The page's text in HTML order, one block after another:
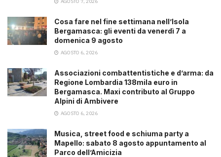
Cosa fare nel fine settimana nell’Isola
Bergamasca: gli eventi da venerdì 7 a
domenica 9 agosto
AGOSTO 6, 2026
Associazioni combattentistiche e d’arma: da
Regione Lombardia 138mila euro in
Bergamasca. Maxi contributo al Gruppo
Alpini di Ambivere
AGOSTO 6, 2026
Musica, street food e schiuma party a
Mapello: sabato 8 agosto appuntamento al
Parco dell’Amicizia